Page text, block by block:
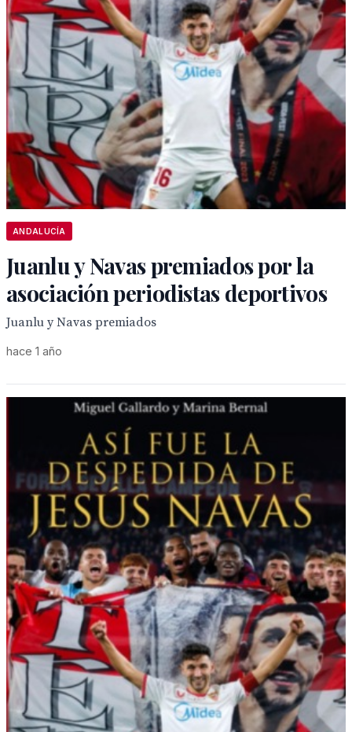
ANDALUCÍA
Juanlu y Navas premiados por la
asociación periodistas deportivos
Juanlu y Navas premiados
hace 1 año